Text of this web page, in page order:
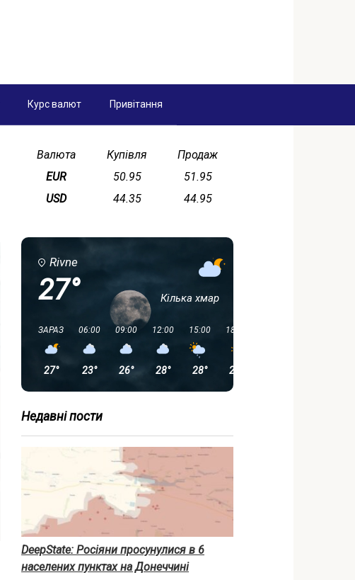
Курс валют Привітання
Валюта Купівля
Продаж
EUR
50.95
51.95
USD
44.35 44.95
Rivne
27° Кілька хмар
ЗАРАЗ
27°
06:00
23°
09:00
26°
12:00
28°
15:00
28°
18:00
27°
Недавні пости
DeepState: Росіяни просунулися в 6
населених пунктах на Донеччині